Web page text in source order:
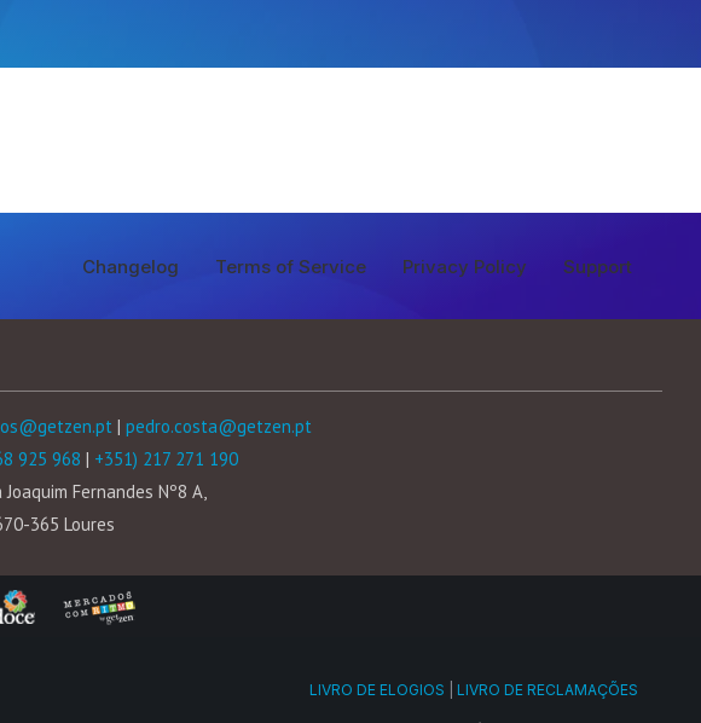
Changelog Terms of Service Privacy Policy Support
| pedro.costa@getzen.pt
925 968 | +351) 217 271 190
Joaquim Fernandes Nº8 A,
365 Loures
LIVRO DE ELOGIOS LIVRO DE RECLAMAÇÕES